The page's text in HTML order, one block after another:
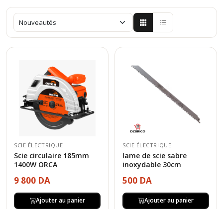
SCIE ÉLECTRIQUE
Scie circulaire 185mm
1400W ORCA
9 800 DA
Ajouter au panier
SCIE ÉLECTRIQUE
lame de scie sabre
inoxydable 30cm
500 DA
Ajouter au panier